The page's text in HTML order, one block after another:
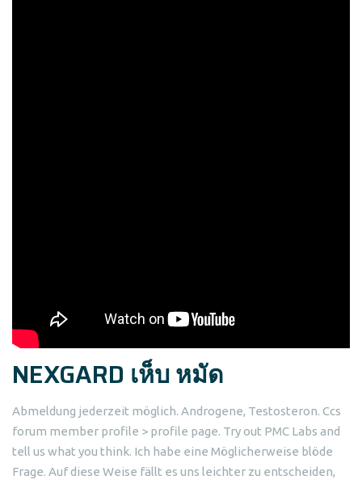
NEXGARD เห็บ หมัด
Abmeldung jederzeit möglich. Androgene, Testosteron. Ccs
forum member profile > profile page. Try out PMC Labs and
tell us what you think. Ich habe eine Möglicherweise blöde
Frage. Auf diese Weise fällt es uns leichter zu entscheiden,